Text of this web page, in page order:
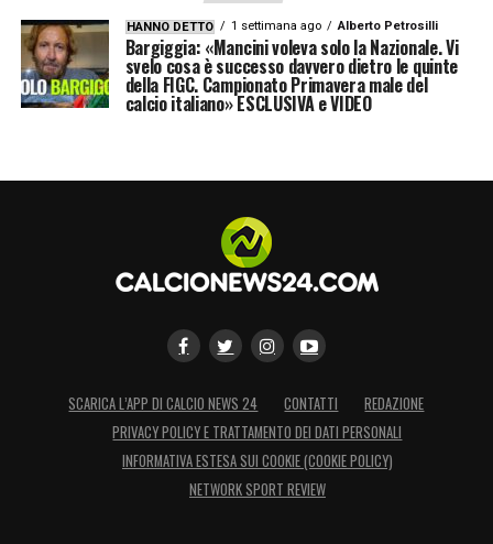
HANNO DETTO 1 settimana ago Alberto Petrosilli
Bargiggia: «Mancini voleva solo la Nazionale. Vi
svelo cosa è successo davvero dietro le quinte
della FIGC. Campionato Primavera male del
calcio italiano» ESCLUSIVA e VIDEO
SCARICA L’APP DI CALCIO NEWS 24 CONTATTI
REDAZIONE
PRIVACY POLICY E TRATTAMENTO DEI DATI PERSONALI
INFORMATIVA ESTESA SUI COOKIE (COOKIE POLICY)
NETWORK SPORT REVIEW